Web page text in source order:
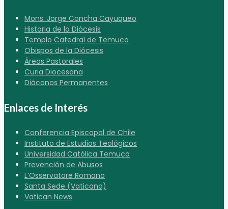
Mons. Jorge Concha Cayuqueo
Historia de la Diócesis
Templo Catedral de Temuco
Obispos de la Diócesis
Áreas Pastorales
Curia Diocesana
Diáconos Permanentes
Enlaces de Interés
Conferencia Episcopal de Chile
Instituto de Estudios Teológicos
Universidad Católica Temuco
Prevención de Abusos
L’Osservatore Romano
Santa Sede (Vaticano)
Vatican News